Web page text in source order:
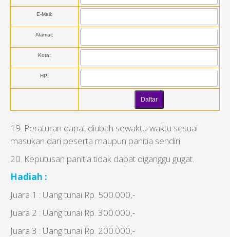
E-Mail:
Alamat:
Kota:
HP:
19. Peraturan dapat diubah sewaktu-waktu sesuai
masukan dari peserta maupun panitia sendiri
20. Keputusan panitia tidak dapat diganggu gugat.
Hadiah :
Juara 1 : Uang tunai Rp. 500.000,-
Juara 2 : Uang tunai Rp. 300.000,-
Juara 3 : Uang tunai Rp. 200.000,-